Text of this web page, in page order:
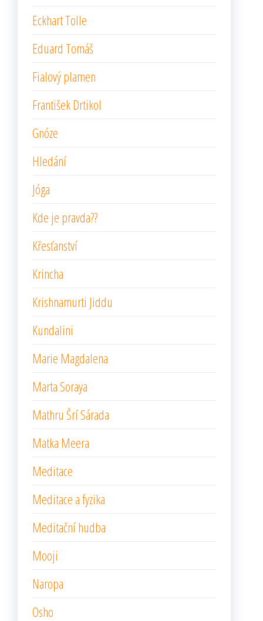
Eckhart Tolle
Eduard Tomáš
Fialový plamen
František Drtikol
Gnóze
Hledání
Jóga
Kde je pravda??
Křesťanství
Krincha
Krishnamurti Jiddu
Kundalini
Marie Magdalena
Marta Soraya
Mathru Šrí Sárada
Matka Meera
Meditace
Meditace a fyzika
Meditační hudba
Mooji
Naropa
Osho